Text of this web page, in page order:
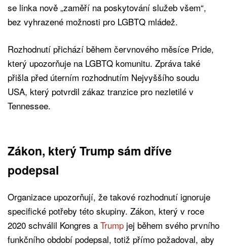
se linka nově „zaměří na poskytování služeb všem“,
bez vyhrazené možnosti pro LGBTQ mládež.
Rozhodnutí přichází během červnového měsíce Pride,
který upozorňuje na LGBTQ komunitu. Zpráva také
přišla před úterním rozhodnutím Nejvyššího soudu
USA, který potvrdil zákaz tranzice pro nezletilé v
Tennessee.
Zákon, který Trump sám dříve
podepsal
Organizace upozorňují, že takové rozhodnutí ignoruje
specifické potřeby této skupiny. Zákon, který v roce
2020 schválil Kongres a Trump jej během svého prvního
funkčního období podepsal, totiž přímo požadoval, aby